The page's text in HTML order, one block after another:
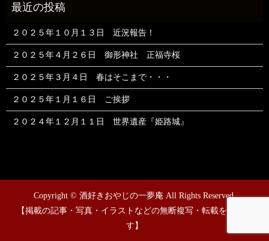
２０２５年１０月１３日 近況報告！
２０２５年４月２６日 御形神社 正福寺桜
２０２５年３月４日 春はそこまで・・・
２０２５年１月１６日 ご挨拶
２０２４年１２月１１日 世界遺産『姫路城』
Copyright © 酒好きおやじの一夢庵 All Rights Reserved.
【掲載の記事・写真・イラストなどの無断複写・転載を禁じま
す】